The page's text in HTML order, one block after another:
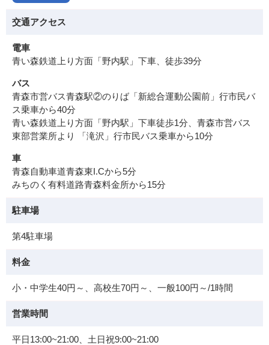
交通アクセス
電車
青い森鉄道上り方面「野内駅」下車、徒歩39分
バス
青森市営バス青森駅②のりば「新総合運動公園前」行市民バ
ス乗車から40分
青い森鉄道上り方面「野内駅」下車徒歩1分、青森市営バス
東部営業所より 「滝沢」行市民バス乗車から10分
車
青森自動車道青森東I.Cから5分
みちのく有料道路青森料金所から15分
駐車場
第4駐車場
料金
小・中学生40円～、高校生70円～、一般100円～/1時間
営業時間
平日13:00~21:00、土日祝9:00~21:00